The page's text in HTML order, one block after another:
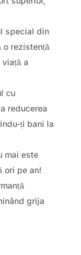
special din
o rezistență
a
cu
reducerea
ți bani la
mai este
ori pe an!
grija